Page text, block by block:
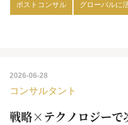
ポストコンサル グローバルに
2026-06-28
コンサルタント
戦略×テクノロジーで